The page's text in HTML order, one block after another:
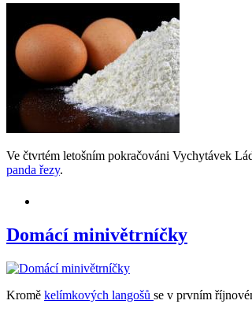
Ve čtvrtém letošním pokračováni Vychytávek
panda řezy.​
Domácí minivětrníčky
Kromě kelímkových langošů se v prvním